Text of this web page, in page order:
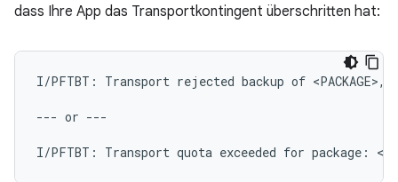
dass Ihre App das Transportkontingent überschritten hat:
I/PFTBT: Transport rejected backup of <PACKAGE>,
--- or ---